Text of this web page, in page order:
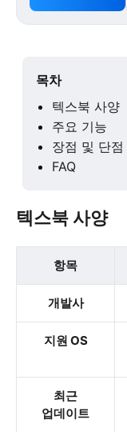
목차
텍스북 사양
주요 기능
장점 및 단점
FAQ
텍스북 사양
항목
개발사
지원 OS
최근
업데이트